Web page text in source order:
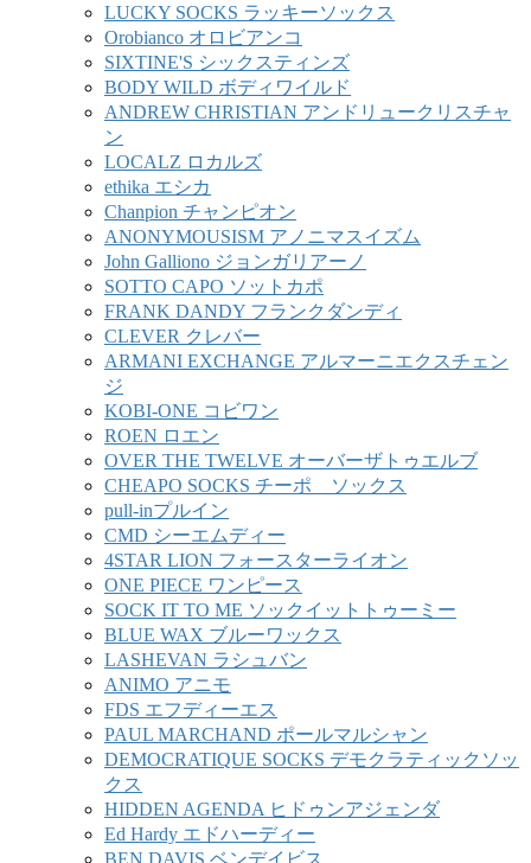
LUCKY SOCKS ラッキーソックス
Orobianco オロビアンコ
SIXTINE'S シックスティンズ
BODY WILD ボディワイルド
ANDREW CHRISTIAN アンドリュークリスチャ
ン
LOCALZ ロカルズ
ethika エシカ
Chanpion チャンピオン
ANONYMOUSISM アノニマスイズム
John Galliono ジョンガリアーノ
SOTTO CAPO ソットカポ
FRANK DANDY フランクダンディ
CLEVER クレバー
ARMANI EXCHANGE アルマーニエクスチェン
ジ
KOBI-ONE コビワン
ROEN ロエン
OVER THE TWELVE オーバーザトゥエルブ
CHEAPO SOCKS チーポ ソックス
pull-inプルイン
CMD シーエムディー
4STAR LION フォースターライオン
ONE PIECE ワンピース
SOCK IT TO ME ソックイットトゥーミー
BLUE WAX ブルーワックス
LASHEVAN ラシュバン
ANIMO アニモ
FDS エフディーエス
PAUL MARCHAND ポールマルシャン
DEMOCRATIQUE SOCKS デモクラティックソッ
クス
HIDDEN AGENDA ヒドゥンアジェンダ
Ed Hardy エドハーディー